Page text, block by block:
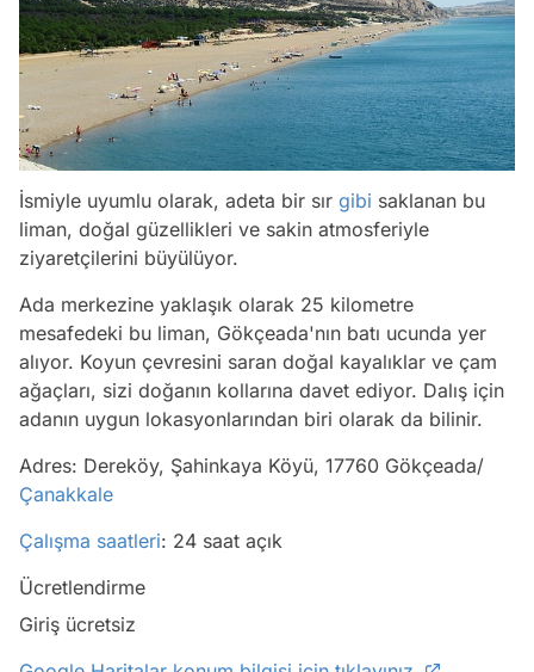
İsmiyle uyumlu olarak, adeta bir sır gibi saklanan bu
liman, doğal güzellikleri ve sakin atmosferiyle
ziyaretçilerini büyülüyor.
Ada merkezine yaklaşık olarak 25 kilometre
mesafedeki bu liman, Gökçeada'nın batı ucunda yer
alıyor. Koyun çevresini saran doğal kayalıklar ve çam
ağaçları, sizi doğanın kollarına davet ediyor. Dalış için
adanın uygun lokasyonlarından biri olarak da bilinir.
Adres: Dereköy, Şahinkaya Köyü, 17760 Gökçeada/
Çanakkale
Çalışma saatleri: 24 saat açık
Ücretlendirme
Giriş ücretsiz